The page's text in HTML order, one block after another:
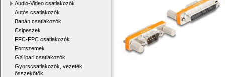
Audio-Video csatlakozók
Autós csatlakozók
Banán csatlakozók
Csipeszek
FFC-FPC csatlakozók
Forrszemek
GX ipari csatlakozók
Gyorscsatlakozók, vezeték
összekötők